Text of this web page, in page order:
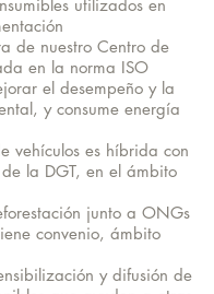
utilizados en
de nuestro Centro de
en la norma ISO
el desempeño y la
y consume energía
vehículos es híbrida con
la DGT, en el ámbito
junto a ONGs
convenio, ámbito
y difusión de